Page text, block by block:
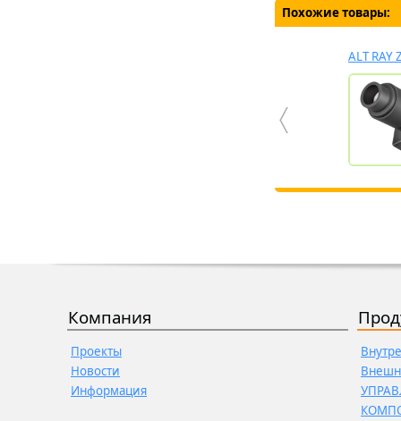
Похожие товары:
ALT RAY
Компания
Проекты
Новости
Информация